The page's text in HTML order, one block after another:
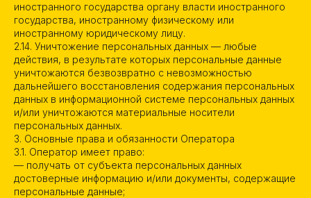
иностранного государства органу власти иностранного
государства, иностранному физическому или
иностранному юридическому лицу.
2.14. Уничтожение персональных данных — любые
действия, в результате которых персональные данные
уничтожаются безвозвратно с невозможностью
дальнейшего восстановления содержания персональных
данных в информационной системе персональных данных
и/или уничтожаются материальные носители
персональных данных.
3. Основные права и обязанности Оператора
3.1. Оператор имеет право:
— получать от субъекта персональных данных
достоверные информацию и/или документы, содержащие
персональные данные;